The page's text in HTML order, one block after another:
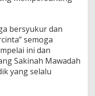
bersyukur dan
semoga
ini dan
Sakinah Mawadah
yang selalu